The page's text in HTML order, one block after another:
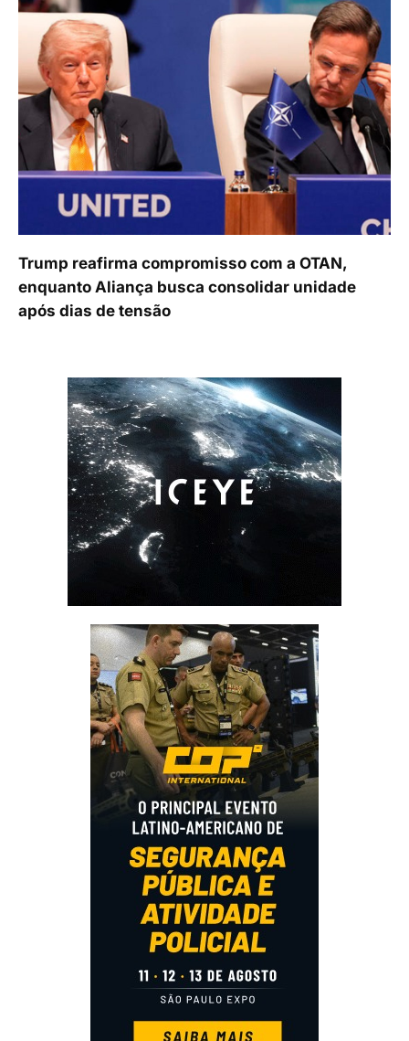
Trump reafirma compromisso com a OTAN,
enquanto Aliança busca consolidar unidade
após dias de tensão